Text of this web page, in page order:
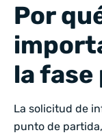
Por
la
La solicitud de
punto de